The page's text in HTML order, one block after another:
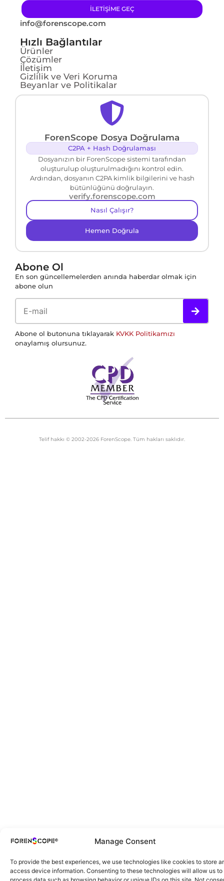
Manage Consent
To provide the best experiences, we use technologies like cookies to store
access device information. Consenting to these technologies will allow us to
ILETIŞIME GEÇ
info@forenscope.com
Hızlı Bağlantılar
Ürünler
Çözümler
İletişim
Gizlilik ve Veri Koruma
Beyanlar ve Politikalar
ForenScope Dosya Doğrulama
C2PA + Hash Doğrulaması
Dosyanızın bir ForenScope sistemi tarafından
oluşturulup oluşturulmadığını kontrol edin.
Ardından, dosyanın C2PA kimlik bilgilerini ve hash
bütünlüğünü doğrulayın.
verify.forenscope.com
Nasıl Çalışır?
Hemen Doğrula
Abone Ol
En son güncellemelerden anında haberdar olmak için
abone olun
Abone ol butonuna tıklayarak KVKK Politikamızı
onaylamış olursunuz.
Telif hakkı © 2002-2026 ForenScope. Tüm hakları saklıdır.